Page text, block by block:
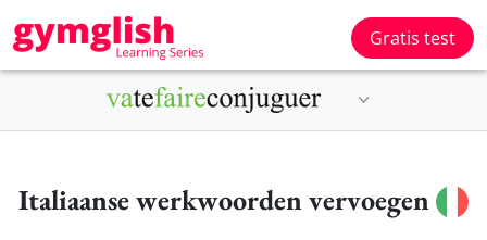
Gratis test
Italiaanse werkwoorden vervoegen